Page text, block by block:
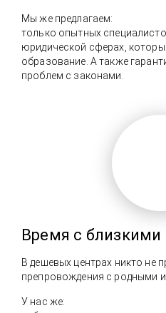
Мы же предлагаем:
только опытных
юридической сферах,
образование. А также
проблем с законами.
Время с близкими
В дешевых центрах никто не
препровождения с родными и
У нас же: